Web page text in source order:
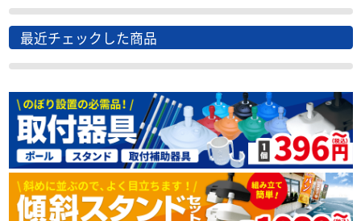
最近チェックした商品